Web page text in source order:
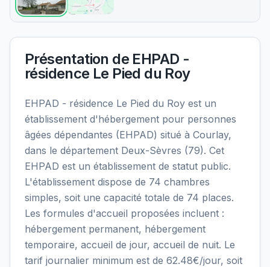
Présentation de EHPAD -
résidence Le Pied du Roy
EHPAD - résidence Le Pied du Roy est un
établissement d'hébergement pour personnes
âgées dépendantes (EHPAD) situé à Courlay,
dans le département Deux-Sèvres (79). Cet
EHPAD est un établissement de statut public.
L'établissement dispose de 74 chambres
simples, soit une capacité totale de 74 places.
Les formules d'accueil proposées incluent :
hébergement permanent, hébergement
temporaire, accueil de jour, accueil de nuit. Le
tarif journalier minimum est de 62.48€/jour, soit